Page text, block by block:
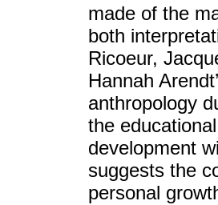
made of the
both
Ricoeur,
Hannah
anthropology
the
development
suggests the
personal